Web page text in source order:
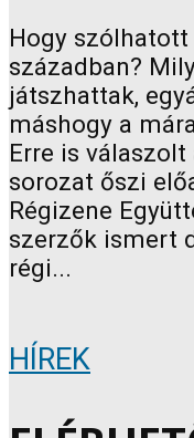
Hogy
században?
játszhattak,
máshogy a
Erre is
sorozat őszi
Régizene
szerzők ismert
régi...
HÍREK